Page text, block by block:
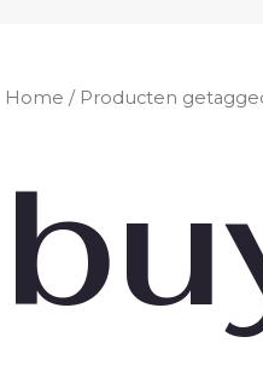
Home / Producten